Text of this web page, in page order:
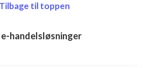
Tilbage til toppen
handelsløsninger